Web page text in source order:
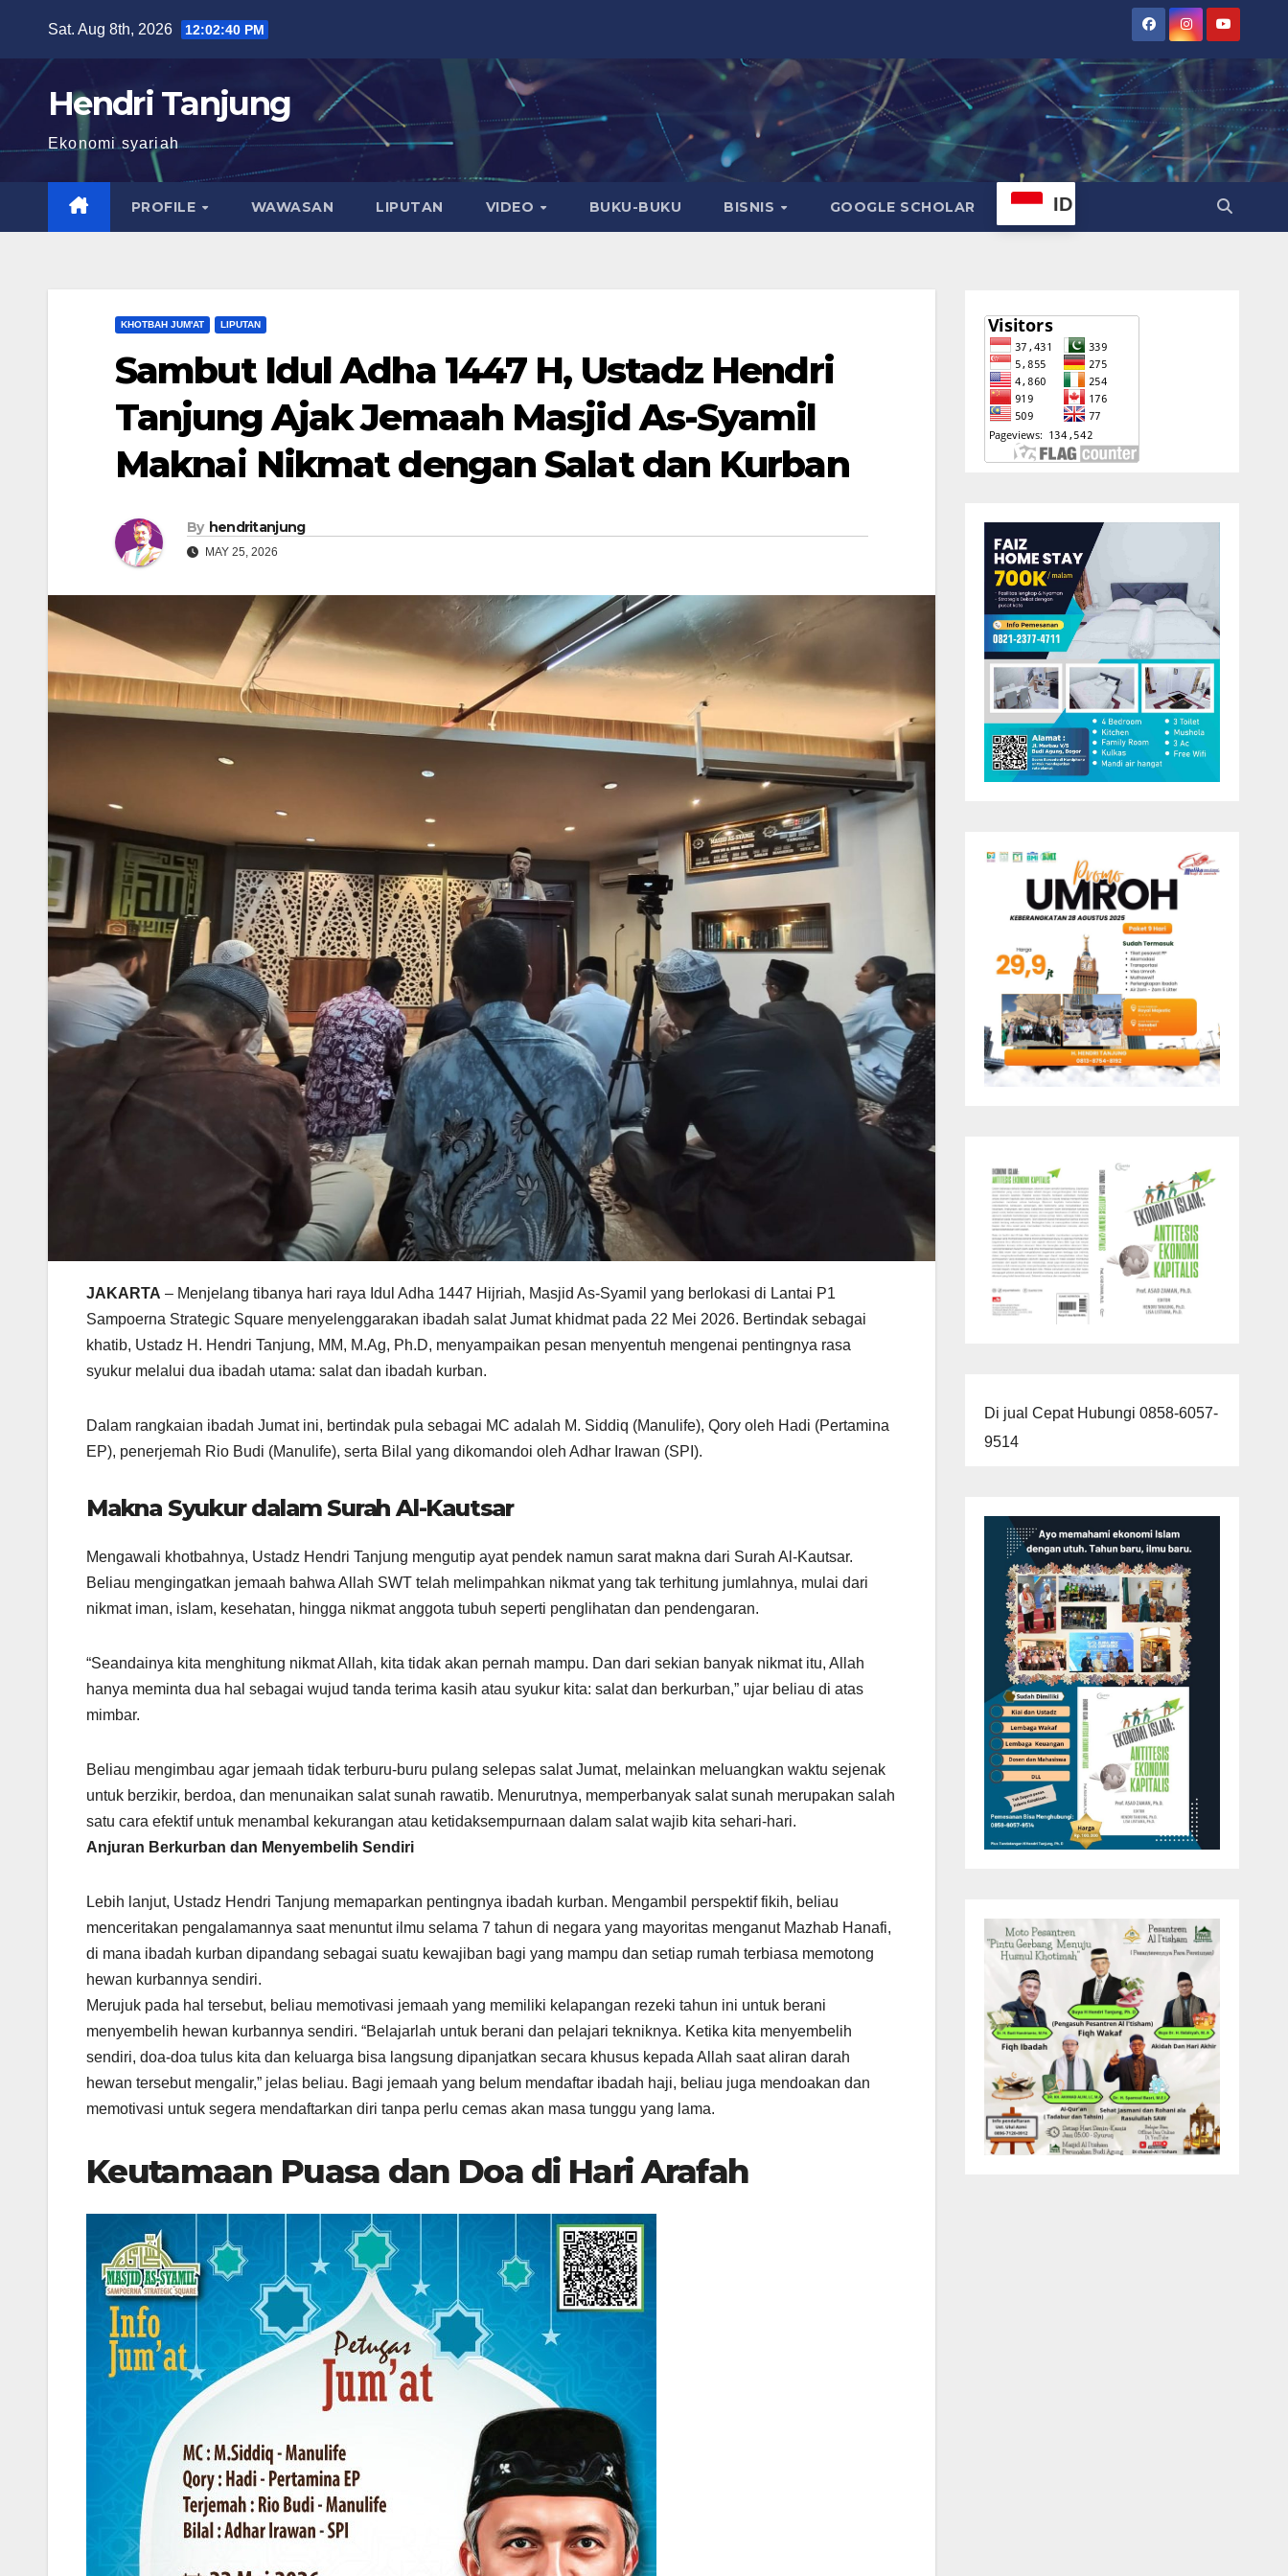
content
Sat. Aug 8th, 2026 12:02:42 PM
Hendri Tanjung
Ekonomi syariah
PROFILE WAWASAN LIPUTAN VIDEO BUKU-BUKU BISNIS GOOGLE SCHOLAR ID
KHOTBAH JUM'AT LIPUTAN
Sambut Idul Adha 1447 H, Ustadz Hendri
Tanjung Ajak Jemaah Masjid As-Syamil
Maknai Nikmat dengan Salat dan Kurban
By hendritanjung
MAY 25, 2026
JAKARTA – Menjelang tibanya hari raya Idul Adha 1447 Hijriah, Masjid As-Syamil yang berlokasi di Lantai P1
Sampoerna Strategic Square menyelenggarakan ibadah salat Jumat khidmat pada 22 Mei 2026. Bertindak sebagai
khatib, Ustadz H. Hendri Tanjung, MM, M.Ag, Ph.D, menyampaikan pesan menyentuh mengenai pentingnya rasa
syukur melalui dua ibadah utama: salat dan ibadah kurban.
Dalam rangkaian ibadah Jumat ini, bertindak pula sebagai MC adalah M. Siddiq (Manulife), Qory oleh Hadi (Pertamina
EP), penerjemah Rio Budi (Manulife), serta Bilal yang dikomandoi oleh Adhar Irawan (SPI).
Makna Syukur dalam Surah Al-Kautsar
Mengawali khotbahnya, Ustadz Hendri Tanjung mengutip ayat pendek namun sarat makna dari Surah Al-Kautsar.
Beliau mengingatkan jemaah bahwa Allah SWT telah melimpahkan nikmat yang tak terhitung jumlahnya, mulai dari
nikmat iman, islam, kesehatan, hingga nikmat anggota tubuh seperti penglihatan dan pendengaran.
“Seandainya kita menghitung nikmat Allah, kita tidak akan pernah mampu. Dan dari sekian banyak nikmat itu, Allah
hanya meminta dua hal sebagai wujud tanda terima kasih atau syukur kita: salat dan berkurban,” ujar beliau di atas
mimbar.
Beliau mengimbau agar jemaah tidak terburu-buru pulang selepas salat Jumat, melainkan meluangkan waktu sejenak
untuk berzikir, berdoa, dan menunaikan salat sunah rawatib. Menurutnya, memperbanyak salat sunah merupakan salah
satu cara efektif untuk menambal kekurangan atau ketidaksempurnaan dalam salat wajib kita sehari-hari.
Anjuran Berkurban dan Menyembelih Sendiri
Lebih lanjut, Ustadz Hendri Tanjung memaparkan pentingnya ibadah kurban. Mengambil perspektif fikih, beliau
menceritakan pengalamannya saat menuntut ilmu selama 7 tahun di negara yang mayoritas menganut Mazhab Hanafi,
di mana ibadah kurban dipandang sebagai suatu kewajiban bagi yang mampu dan setiap rumah terbiasa memotong
hewan kurbannya sendiri.
Merujuk pada hal tersebut, beliau memotivasi jemaah yang memiliki kelapangan rezeki tahun ini untuk berani
menyembelih hewan kurbannya sendiri. “Belajarlah untuk berani dan pelajari tekniknya. Ketika kita menyembelih
sendiri, doa-doa tulus kita dan keluarga bisa langsung dipanjatkan secara khusus kepada Allah saat aliran darah
hewan tersebut mengalir,” jelas beliau. Bagi jemaah yang belum mendaftar ibadah haji, beliau juga mendoakan dan
memotivasi untuk segera mendaftarkan diri tanpa perlu cemas akan masa tunggu yang lama.
Keutamaan Puasa dan Doa di Hari Arafah
Di jual Cepat Hubungi 0858-6057-
9514